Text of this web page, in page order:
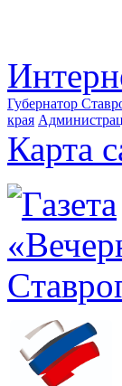
Губернатор
края
Карта